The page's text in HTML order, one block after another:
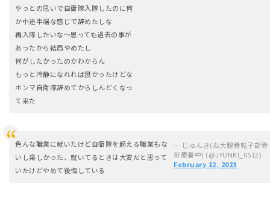
やっとの思いで自衛隊入隊したのに何
か中途半端な感じで辞めたしな
再入隊したいな〜思っても過去の事が
あったから結局やめたし
何がしたかったのかわからん
もっと冷静になれれば良かったけどな
ホンマ自衛隊辞めてからしんどくなっ
て来た
色んな職業に就いたけど自衛隊を超える職業もな
いし楽しかった、就いてるときは大変だと思って
いたけどやめて後悔している
— じゅんき(右大腿骨転子部骨
折療養中) (@JYUNKI_0512)
February 12, 2023